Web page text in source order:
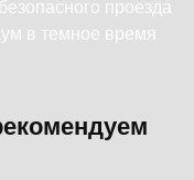
проезда
в темное время